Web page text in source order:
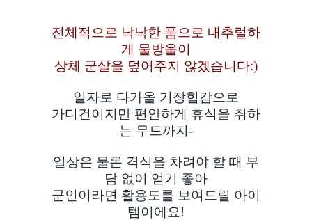
전체적으로 낙낙한 품으로 내추럴하
게 물방울이
상체 군살을 덮어주지 않겠습니다:)
일자로 다가올 기장힙감으로
가디건이지만 편안하게 휴식을 취하
는 무드까지-
일상은 물론 격식을 차려야 할 때 부
담 없이 얻기 좋아
군인이라면 활용도를 보여드릴 아이
템이에요!